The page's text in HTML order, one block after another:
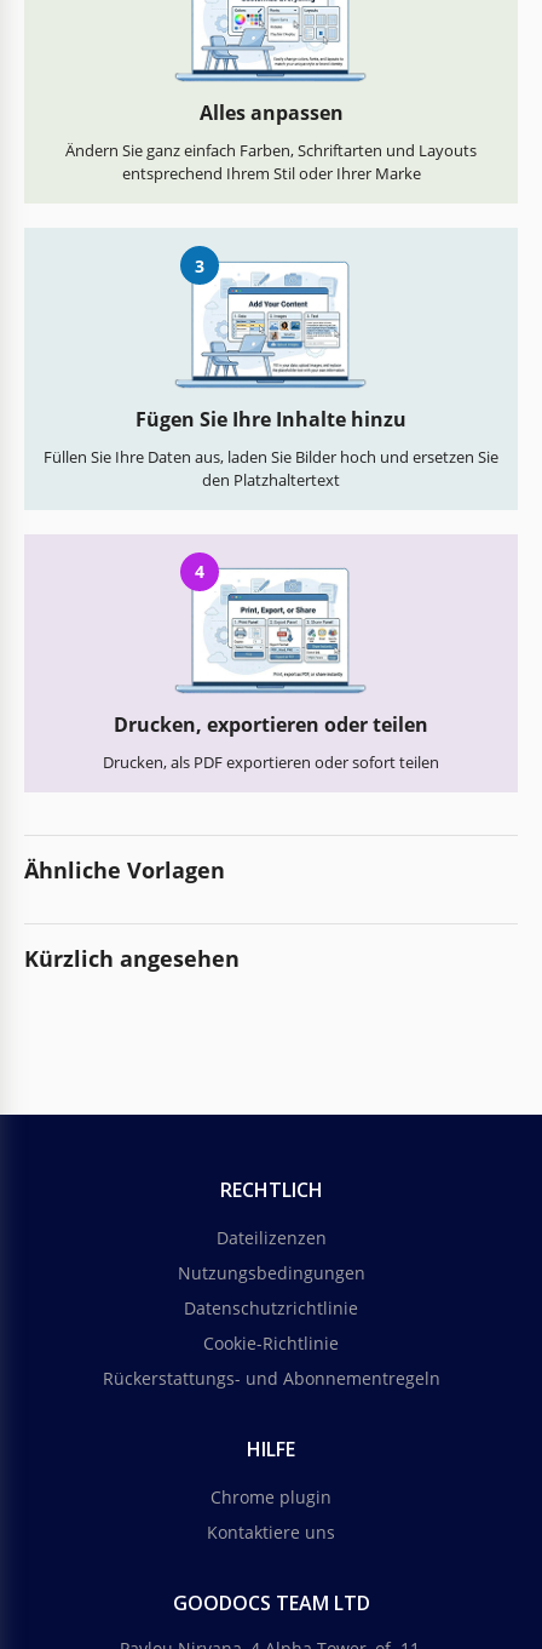
Alles anpassen
Ändern Sie ganz einfach Farben, Schriftarten und Layouts
entsprechend Ihrem Stil oder Ihrer Marke
3
Fügen Sie Ihre Inhalte hinzu
Füllen Sie Ihre Daten aus, laden Sie Bilder hoch und ersetzen Sie
den Platzhaltertext
4
Drucken, exportieren oder teilen
Drucken, als PDF exportieren oder sofort teilen
Ähnliche Vorlagen
Kürzlich angesehen
RECHTLICH
Dateilizenzen
Nutzungsbedingungen
Datenschutzrichtlinie
Cookie-Richtlinie
Rückerstattungs- und Abonnementregeln
HILFE
Chrome plugin
Kontaktiere uns
GOODOCS TEAM LTD